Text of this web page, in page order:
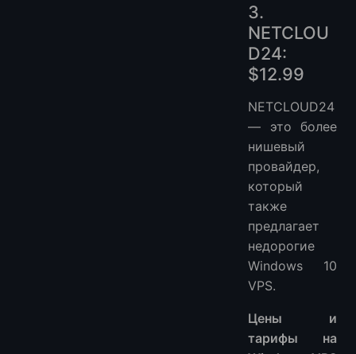
3.
NETCLOU
D24:
$12.99
NETCLOUD24
— это более
нишевый
провайдер,
который
также
предлагает
недорогие
Windows 10
VPS.
Цены и
тарифы на